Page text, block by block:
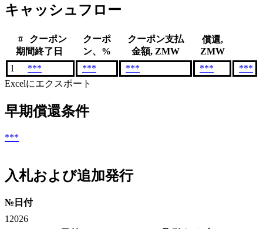
キャッシュフロー
#
クーポン
期間終了日
クーポ
ン、%
クーポン支払
金額, ZMW
償還,
ZMW
1
*** *** *** ***
***
Excelにエクスポート
早期償還条件
***
入札および追加発行
№ 日付
1 2026